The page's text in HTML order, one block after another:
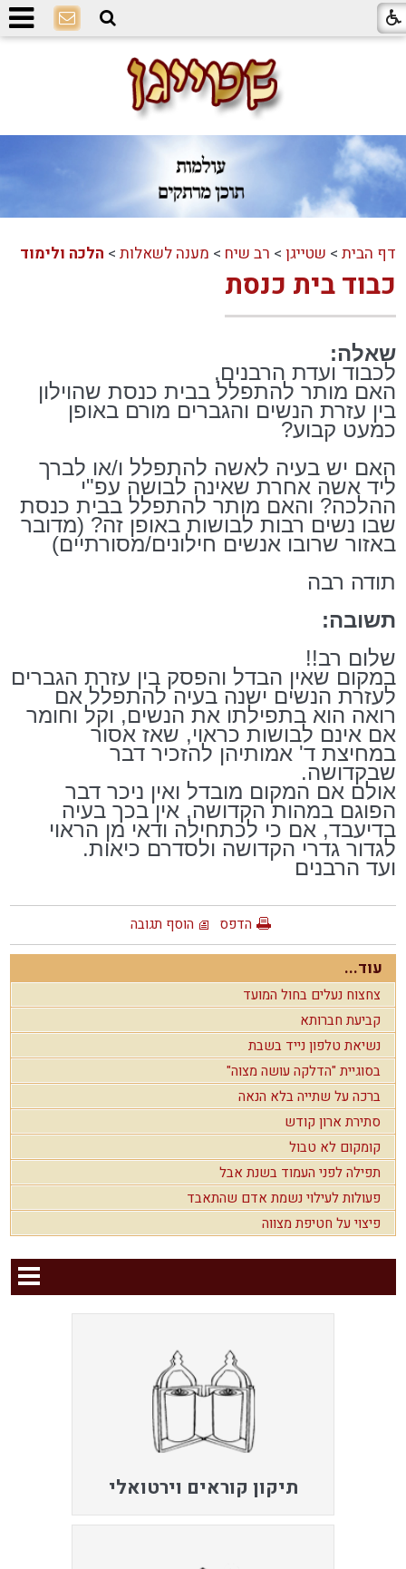
דף הבית > שטייגן > רב שיח > מענה לשאלות > הלכה ולימוד
כבוד בית כנסת
שאלה:
לכבוד ועדת הרבנים,
האם מותר להתפלל בבית כנסת שהוילון
בין עזרת הנשים והגברים מורם באופן
כמעט קבוע?
האם יש בעיה לאשה להתפלל ו/או לברך
ליד אשה אחרת שאינה לבושה עפ"י
ההלכה? והאם מותר להתפלל בבית כנסת
שבו נשים רבות לבושות באופן זה? (מדובר
באזור שרובו אנשים חילונים/מסורתיים)
תודה רבה
תשובה:
שלום רב!!
במקום שאין הבדל והפסק בין עזרת הגברים
לעזרת הנשים ישנה בעיה להתפלל אם
רואה הוא בתפילתו את הנשים, וקל וחומר
אם אינם לבושות כראוי, שאז אסור
במחיצת ד' אמותיהן להזכיר דבר
שבקדושה.
אולם אם המקום מובדל ואין ניכר דבר
הפוגם במהות הקדושה, אין בכך בעיה
בדיעבד, אם כי לכתחילה ודאי מן הראוי
לגדור גדרי הקדושה ולסדרם כיאות.
ועד הרבנים
הדפס הוסף תגובה
עוד...
צחצוח נעלים בחול המועד
קביעת חברותא
נשיאת טלפון נייד בשבת
בסוגיית "הדלקה עושה מצוה"
ברכה על שתייה בלא הנאה
סתירת ארון קודש
קומקום לא טבול
תפילה לפני העמוד בשנת אבל
פעולות לעילוי נשמת אדם שהתאבד
פיצוי על חטיפת מצווה
תיקון קוראים וירטואלי